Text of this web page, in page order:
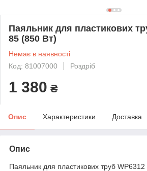
Паяльник для пластикових
85 (850 Вт)
Немає в наявності
Код: 81007000
Роздріб
1 380 ₴
Опис Характеристики Доставка
Опис
Паяльник для пластикових труб WP6312